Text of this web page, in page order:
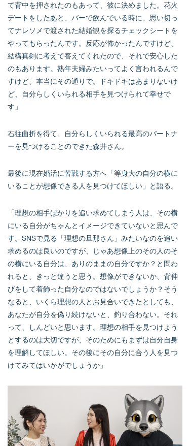
て背中を押されたのもあって、彼に決めました。花火
デートをしたあと、バーで飲んでいる時に、思い切っ
てナレソメで渡された結婚観を探るチェックシートを
やってもらったんです。反応が怖かったんですけど、
結構真剣に考えて答えてくれたので、それで安心した
のもあります。熟年夫婦みたいってよく言われるんで
すけど、本当にその通りで。ドキドキはあまりないけ
ど、自分らしくいられる相手を見つけられて幸せで
す」
右往曲折を得て、自分らしくいられる最高のパートナ
ーを見つけることのできた森井さん。
最後に現在婚活に苦戦する方へ「等身大の自分の横に
いることが想像できる人を見つけてほしい」と語る。
「理想の相手ばかりを追い求めてしまう人は、その横
にいる自分がちゃんとイメージできていないと思んで
す。SNSで見る「理想の旦那さん」みたいなのを追い
求めるのは良いのですが、じゃあ想像上のその人のそ
の横にいる自分は、ありのままの自分ですか？と問わ
れると、きっと違うと思う。想像ができないか、背伸
びをして着飾った自分なのではないでしょうか？そう
なると、いくら理想の人とお見合いできたとしても、
あなたが自分を偽り続けないと、釣り合わない。それ
って、しんどいと思います。理想の相手を見つけよう
とするのは大切ですが、そのためにもまずは自分自身
を理解してほしい。その後にその自分に合う人を見つ
けてみてはいかがでしょうか」